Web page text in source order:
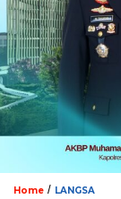
Home / LANGSA